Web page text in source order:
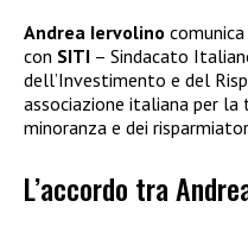
Andrea Iervolino
con SITI – Sindacato
dell’Investimento e del
associazione italiana per
minoranza e dei
L’accordo tra